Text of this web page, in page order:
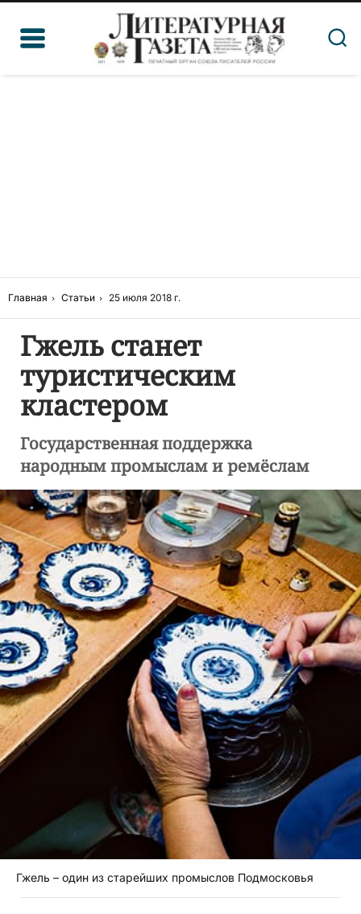
Главная Статьи 25 июля 2018 г.
Гжель станет
туристическим
кластером
Государственная поддержка
народным промыслам и ремёслам
Гжель – один из старейших промыслов Подмосковья